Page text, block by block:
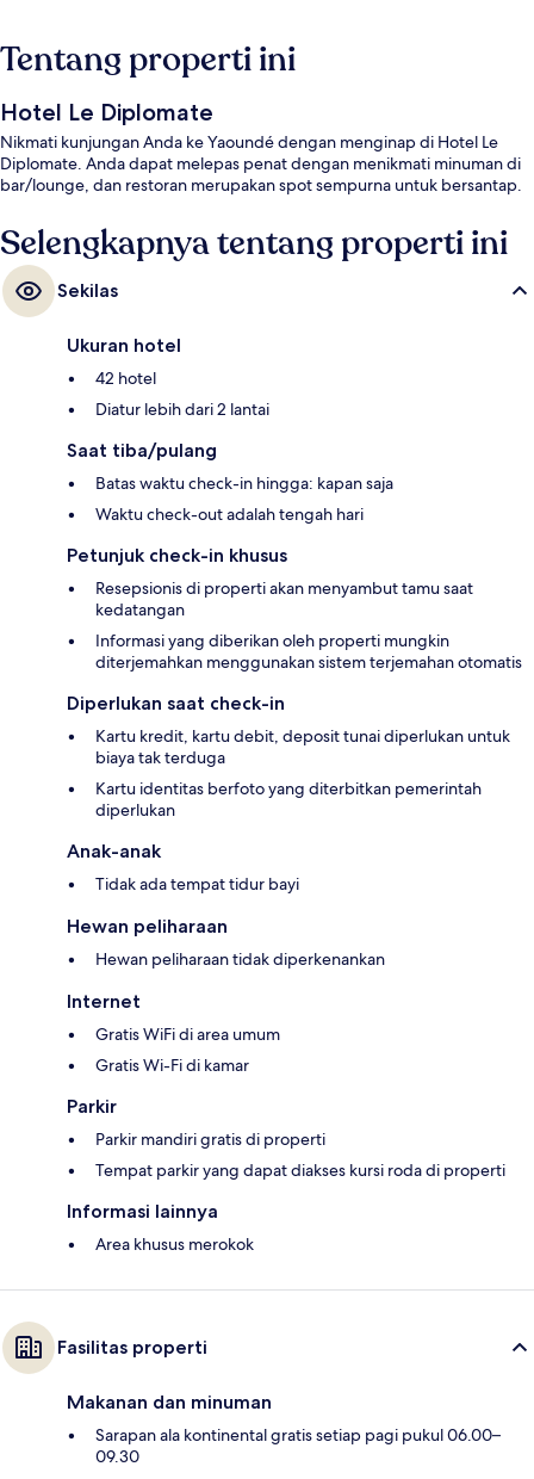
Tentang properti ini
Hotel Le Diplomate
Nikmati kunjungan Anda ke Yaoundé dengan menginap di Hotel Le
Diplomate. Anda dapat melepas penat dengan menikmati minuman di
bar/lounge, dan restoran merupakan spot sempurna untuk bersantap.
Selengkapnya tentang properti ini
Sekilas
Ukuran hotel
42 hotel
Diatur lebih dari 2 lantai
Saat tiba/pulang
Batas waktu check-in hingga: kapan saja
Waktu check-out adalah tengah hari
Petunjuk check-in khusus
Resepsionis di properti akan menyambut tamu saat
kedatangan
Informasi yang diberikan oleh properti mungkin
diterjemahkan menggunakan sistem terjemahan otomatis
Diperlukan saat check-in
Kartu kredit, kartu debit, deposit tunai diperlukan untuk
biaya tak terduga
Kartu identitas berfoto yang diterbitkan pemerintah
diperlukan
Anak-anak
Tidak ada tempat tidur bayi
Hewan peliharaan
Hewan peliharaan tidak diperkenankan
Internet
Gratis WiFi di area umum
Gratis Wi-Fi di kamar
Parkir
Parkir mandiri gratis di properti
Tempat parkir yang dapat diakses kursi roda di properti
Informasi lainnya
Area khusus merokok
Fasilitas properti
Makanan dan minuman
Sarapan ala kontinental gratis setiap pagi pukul 06.00–
09.30